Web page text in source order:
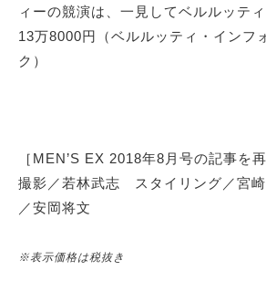
ィーの競演は、一見してベルルッテ
13万8000円（ベルルッティ・インフ
ク）
［MEN’S EX 2018年8月号の記事を再
撮影／若林武志 スタイリング／宮
／安岡将文
※表示価格は税抜き